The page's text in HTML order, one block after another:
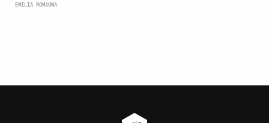
EMILIA ROMAGNA